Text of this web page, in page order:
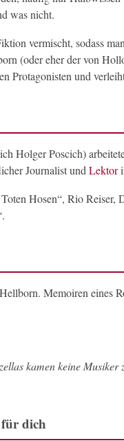
was nicht.
vermischt, sodass
(oder eher der von
Protagonisten und
Holger Poscich)
Journalist und Lektor
Hosen“, Rio Reiser,
Memoiren eines
kamen keine
dich